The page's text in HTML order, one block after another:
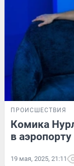
ПРОИСШЕСТВИЯ
Комика
в аэропорту
19 мая, 2025, 21:11